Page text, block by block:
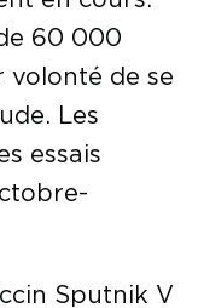
60 000
volonté de se
Les
essais
Sputnik V